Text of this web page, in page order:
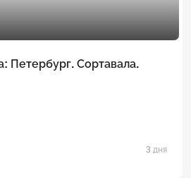
Петербург. Сортавала.
3 дня